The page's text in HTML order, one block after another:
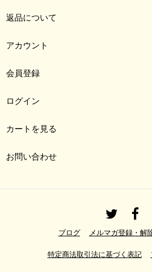
返品について
アカウント
会員登録
ログイン
カートを見る
お問い合わせ
ブログ メルマガ登録・解
特定商法取引法に基づく表記